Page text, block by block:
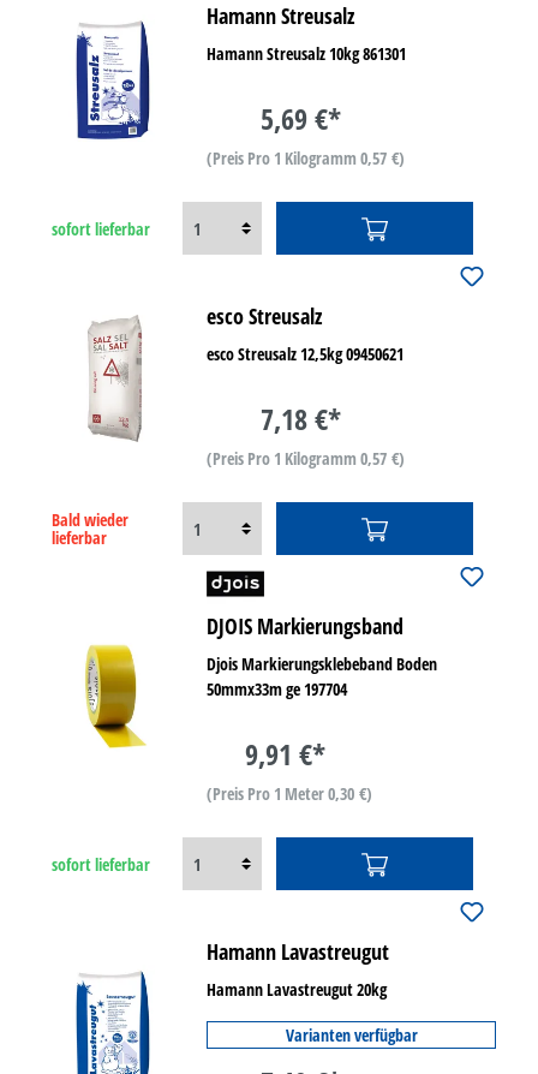
Hamann Streusalz
Hamann Streusalz 10kg 861301
5,69 €*
(Preis Pro 1 Kilogramm 0,57 €)
sofort lieferbar
esco Streusalz
esco Streusalz 12,5kg 09450621
7,18 €*
(Preis Pro 1 Kilogramm 0,57 €)
Bald wieder
lieferbar
DJOIS Markierungsband
Djois Markierungsklebeband Boden
50mmx33m ge 197704
9,91 €*
(Preis Pro 1 Meter 0,30 €)
sofort lieferbar
Hamann Lavastreugut
Hamann Lavastreugut 20kg
Varianten verfügbar